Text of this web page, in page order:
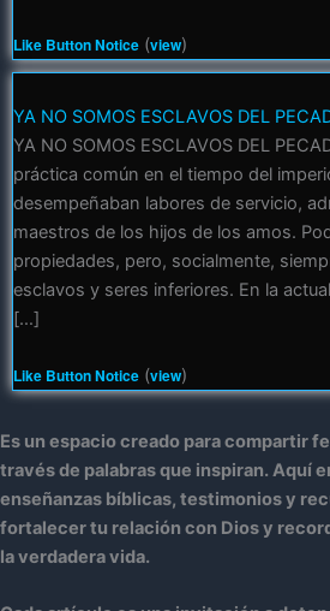
Like Button Notice (view)
YA NO SOMOS ESCLAVOS DEL
YA NO SOMOS ESCLAVOS DEL
práctica común en el tiempo del
desempeñaban labores de servicio,
maestros de los hijos de los amos.
propiedades, pero, socialmente,
esclavos y seres inferiores. En la
[…]
Like Button Notice (view)
Es un espacio creado para compartir
través de palabras que inspiran. Aquí
enseñanzas bíblicas, testimonios y
fortalecer tu relación con Dios y
la verdadera vida.